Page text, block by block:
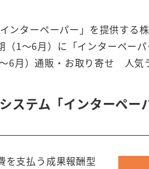
ンターペーパー」を提供する
1～6月）に「インターペー
6月）通販・お取り寄せ 人気
ステム「インターペー
を支払う成果報酬型